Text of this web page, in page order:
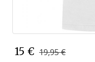
15 € 19,95 €